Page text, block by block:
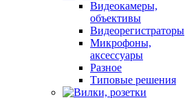
Видеокамеры,
объективы
Видеорегистраторы
Микрофоны,
аксессуары
Разное
Типовые решения